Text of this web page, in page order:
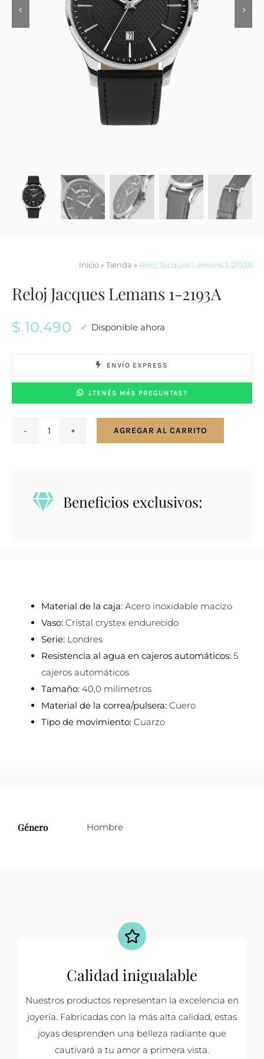
Contacto
Inicio» Tienda » Reloj Jacques Lemans 1-2193A
Reloj Jacques Lemans 1-2193A
$ 10.490 Disponible ahora
ENVÍO EXPRESS
¿TENÉS MÁS PREGUNTAS?
2193A
AGREGAR AL CARRITO
Beneficios exclusivos:
Material de la caja: Acero inoxidable macizo
Vaso: Cristal crystex endurecido
Serie: Londres
Resistencia al agua en cajeros automáticos: 5
cajeros automáticos
Tamaño: 40,0 milímetros
Material de la correa/pulsera: Cuero
Tipo de movimiento: Cuarzo
Género Hombre
Calidad inigualable
Nuestros productos representan la excelencia en
joyería. Fabricadas con la más alta calidad, estas
joyas desprenden una belleza radiante que
cautivará a tu amor a primera vista.